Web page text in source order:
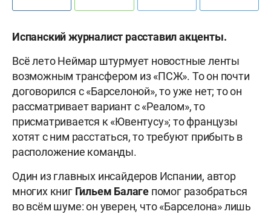
Испанский журналист расставил акценты.
Всё лето Неймар штурмует новостные ленты
возможным трансфером из «ПСЖ». То он почти
договорился с «Барселоной», то уже нет; то он
рассматривает вариант с «Реалом», то
присматривается к «Ювентусу»; то французы
хотят с ним расстаться, то требуют прибыть в
расположение команды.
Один из главных инсайдеров Испании, автор
многих книг Гильем Балаге помог разобраться
во всём шуме: он уверен, что «Барселона» лишь